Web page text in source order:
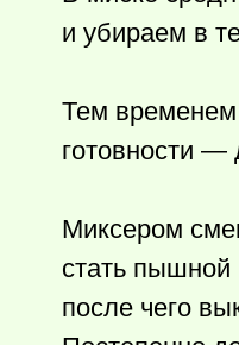
и убираем в
Тем временем
готовности —
Миксером
стать
после чего